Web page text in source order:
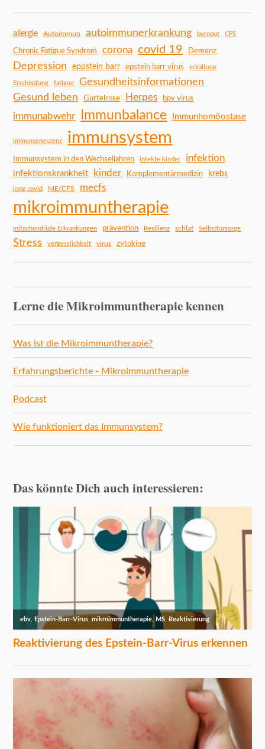
allergie Autoimmun autoimmunerkrankung burnout CFS
Chronic Fatigue Syndrom corona covid 19 Demenz
Depression eppstein barr epstein barr virus erkältung
Erschöpfung fatigue Gesundheitsinformationen
Gesund leben Gürtelrose Herpes hpv virus
immunabwehr Immunbalance Immunhomöostase
Immunseneszenz immunsystem
Immunsystem in den Wechseljahren infekte kinder infektion
infektionskrankheit kinder Komplementärmedizin krebs
long covid ME/CFS mecfs
mikroimmuntherapie
mitochondriale Erkrankungen prävention Resilienz schlaf Selbstfürsorge
Stress vergesslichkeit virus zytokine
Lerne die Mikroimmuntherapie kennen
Was ist die Mikroimmuntherapie?
Erfahrungsberichte - Mikroimmuntherapie
Podcast
Wie funktioniert das Immunsystem?
Das könnte Dich auch interessieren: